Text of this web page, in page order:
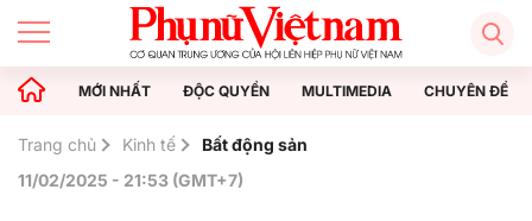
MỚI NHẤT ĐỘC QUYỀN MULTIMEDIA CHUYÊN ĐỀ
Trang chủ Kinh tế
Bất động sản
11/02/2025 - 21:53 (GMT+7)